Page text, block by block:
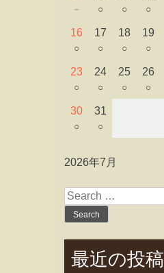
－ ○ ○ ○
16
○
17
○
18
○
19
○
23
○
24
○
25
○
26
○
30
○
31
○
2026年7月
Search
for:
最近の投稿